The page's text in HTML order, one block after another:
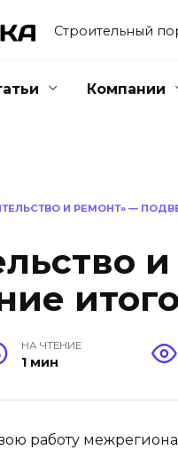
Строительный
Компании
И РЕМОНТ» —
НА ЧТЕНИЕ
1 мин
работу